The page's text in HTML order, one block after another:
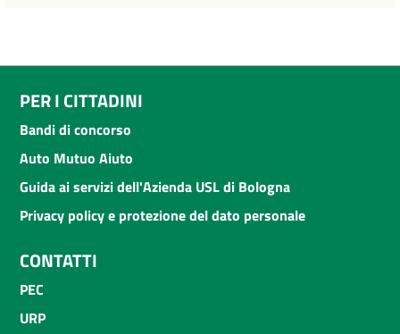
PER I CITTADINI
Bandi di concorso
Auto Mutuo Aiuto
Guida ai servizi dell'Azienda USL di Bologna
Privacy policy e protezione del dato personale
CONTATTI
PEC
URP